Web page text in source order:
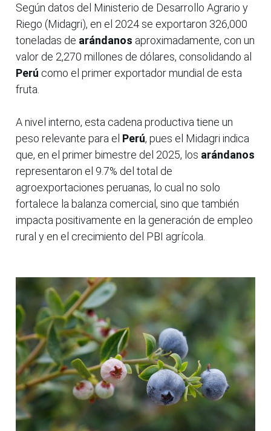
Según datos del Ministerio de Desarrollo Agrario y
Riego (Midagri), en el 2024 se exportaron 326,000
toneladas de arándanos aproximadamente, con un
valor de 2,270 millones de dólares, consolidando al
Perú como el primer exportador mundial de esta
fruta.
A nivel interno, esta cadena productiva tiene un
peso relevante para el Perú, pues el Midagri indica
que, en el primer bimestre del 2025, los arándanos
representaron el 9.7% del total de
agroexportaciones peruanas, lo cual no solo
fortalece la balanza comercial, sino que también
impacta positivamente en la generación de empleo
rural y en el crecimiento del PBI agrícola.